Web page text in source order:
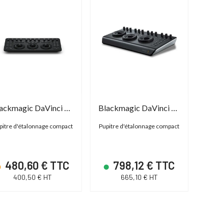
Blackmagic DaVinci Resolve Micro Color Panel
d'étalonnage compact
480,60 € TTC
400,50 € HT
Blackmagic DaVinci Resolve Micro Panel
Pupitre d'étalonnage compact
798,12 € TTC
665,10 € HT